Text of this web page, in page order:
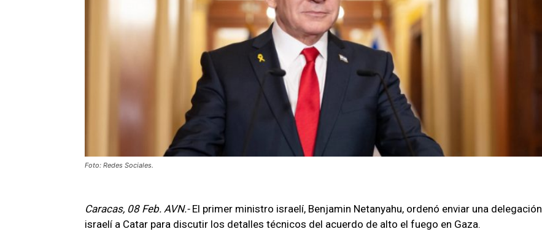
Foto: Redes Sociales.
Caracas, 08 Feb. AVN.-El primer ministro israelí, Benjamin Netanyahu, ordenó enviar una delegación
israelí a Catar para discutir los detalles técnicos del acuerdo de alto el fuego en Gaza.